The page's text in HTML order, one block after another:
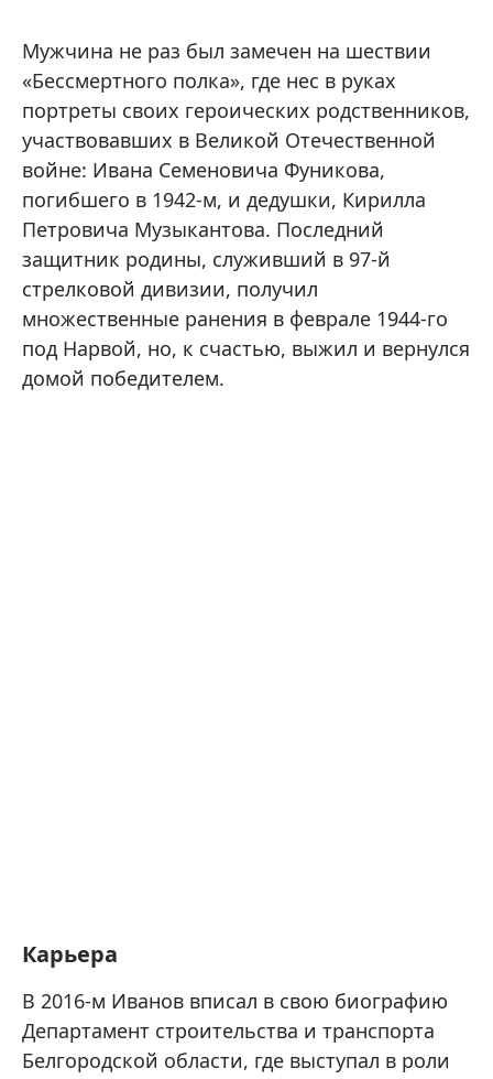
Мужчина не раз был замечен на шествии
«Бессмертного полка», где нес в руках
портреты своих героических родственников,
участвовавших в Великой Отечественной
войне: Ивана Семеновича Фуникова,
погибшего в 1942-м, и дедушки, Кирилла
Петровича Музыкантова. Последний
защитник родины, служивший в 97-й
стрелковой дивизии, получил
множественные ранения в феврале 1944-го
под Нарвой, но, к счастью, выжил и вернулся
домой победителем.
Карьера
В 2016-м Иванов вписал в свою биографию
Департамент строительства и транспорта
Белгородской области, где выступал в роли